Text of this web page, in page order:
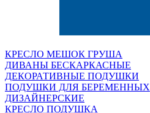
КРЕСЛО МЕШОК ГРУША
ДИВАНЫ БЕСКАРКАСНЫЕ
ДЕКОРАТИВНЫЕ ПОДУШКИ
ПОДУШКИ ДЛЯ БЕРЕМЕННЫХ
ДИЗАЙНЕРСКИЕ
КРЕСЛО ПОДУШКА